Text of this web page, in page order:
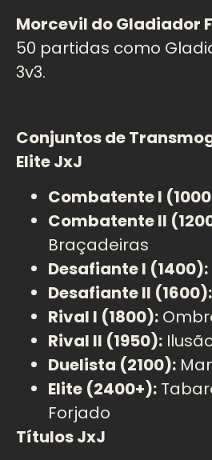
Morcevil do Gladiador
50 partidas como
3v3.
Conjuntos de
Elite JxJ
Combatente I
Combatente II
Braçadeiras
Desafiante I (1400):
Desafiante II (1600):
Rival I (1800):
Rival II (1950):
Duelista (2100):
Elite (2400+):
Forjado
Títulos JxJ